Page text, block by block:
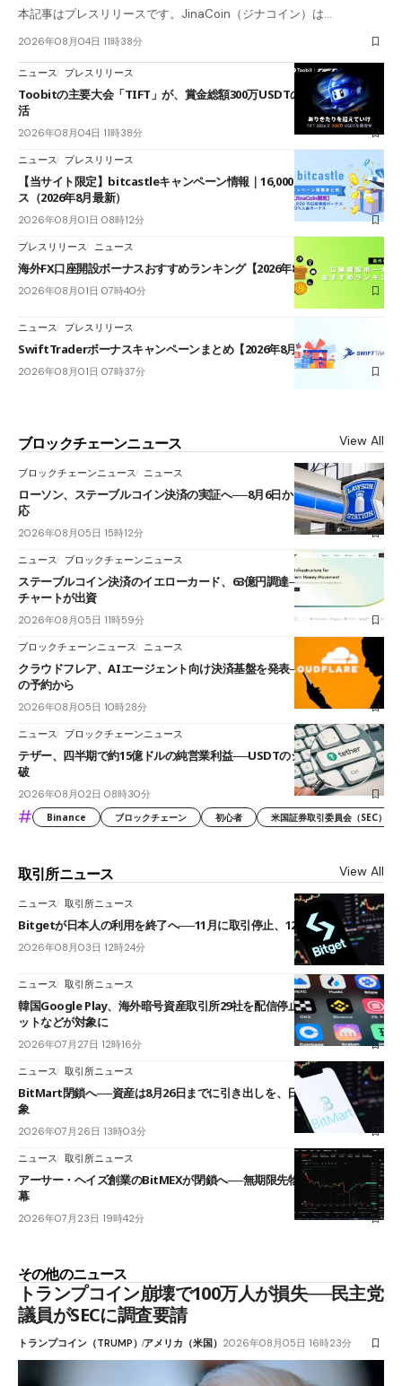
本記事はプレスリリースです。JinaCoin（ジナコイン）は…
2026年08月04日 11時38分
ニュース プレスリリース
Toobitの主要大会「TIFT」が、賞金総額300万USDTのレースとして復
活
2026年08月04日 11時38分
ニュース プレスリリース
【当サイト限定】bitcastleキャンペーン情報｜16,000円口座開設ボーナ
ス（2026年8月最新）
2026年08月01日 08時12分
プレスリリース ニュース
海外FX口座開設ボーナスおすすめランキング【2026年8月最新】
2026年08月01日 07時40分
ニュース プレスリリース
SwiftTraderボーナスキャンペーンまとめ【2026年8月最新】
2026年08月01日 07時37分
ブロックチェーンニュース View All
ブロックチェーンニュース ニュース
ローソン、ステーブルコイン決済の実証へ──8月6日からJPYCやUSDC対
応
2026年08月05日 15時12分
ニュース ブロックチェーンニュース
ステーブルコイン決済のイエローカード、63億円調達──ソニーやスタン
チャートが出資
2026年08月05日 11時59分
ブロックチェーンニュース ニュース
クラウドフレア、AIエージェント向け決済基盤を発表──まずハンドル名
の予約から
2026年08月05日 10時28分
ニュース ブロックチェーンニュース
テザー、四半期で約15億ドルの純営業利益──USDTのシェアは60%を突
破
2026年08月02日 08時30分
# Binance ブロックチェーン 初心者 米国証券取引委員会（SEC）
取引所ニュース View All
ニュース 取引所ニュース
Bitgetが日本人の利用を終了へ──11月に取引停止、12月末に強制決済
2026年08月03日 12時24分
ニュース 取引所ニュース
韓国Google Play、海外暗号資産取引所29社を配信停止──OKXやバイビ
ットなどが対象に
2026年07月27日 12時16分
ニュース 取引所ニュース
BitMart閉鎖へ──資産は8月26日までに引き出しを、日本人利用者も対
象
2026年07月26日 13時03分
ニュース 取引所ニュース
アーサー・ヘイズ創業のBitMEXが閉鎖へ──無期限先物を生んだ11年に
幕
2026年07月23日 19時42分
その他のニュース
トランプコイン崩壊で100万人が損失──民主党
議員がSECに調査要請
トランプコイン（TRUMP）アメリカ（米国） 2026年08月05日 16時23分